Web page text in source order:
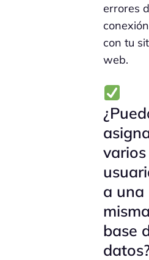
errores
conexión
con tu
web.
varios
a una
misma
base